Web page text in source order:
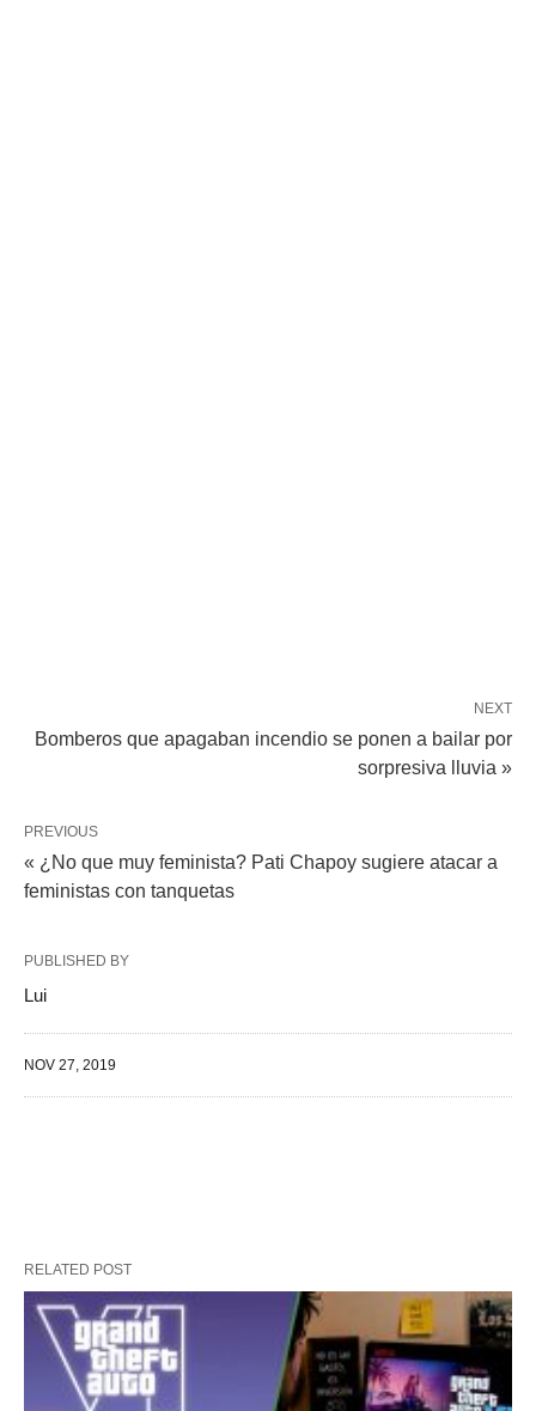
NEXT
Bomberos que apagaban incendio se ponen a bailar por
sorpresiva lluvia »
PREVIOUS
« ¿No que muy feminista? Pati Chapoy sugiere atacar a
feministas con tanquetas
PUBLISHED BY
Lui
NOV 27, 2019
RELATED POST